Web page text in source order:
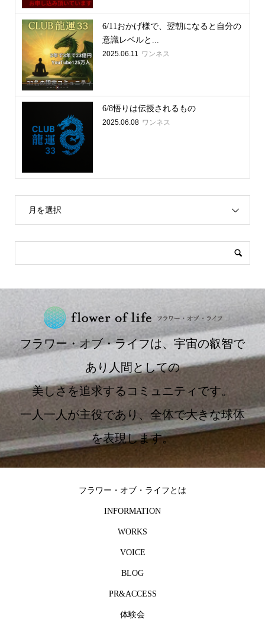
6/11おかげ様で、翌朝になると自分の
意識レベルと...
2025.06.11 ワンネス
6/8悟りは伝授されるもの
2025.06.08 ワンネス
月を選択
フラワー・オブ・ライフは、宇宙の叡智で
あり人間としての
美しさを追求するコミュニティです。
一人一人が主役であり、全体で大きな球体
を表現します。
フラワー・オブ・ライフとは
INFORMATION
WORKS
VOICE
BLOG
PR&ACCESS
体験会